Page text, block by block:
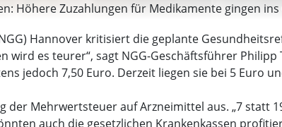
Höhere Zuzahlungen für Medikamente gingen
(Foto: Tobias Seifert)
Hannover kritisiert die geplante
wird es teurer“, sagt NGG-Geschäftsführer
jedoch 7,50 Euro. Derzeit liegen sie bei 5 Euro
der Mehrwertsteuer auf Arzneimittel aus. „7 statt
auch die gesetzlichen Krankenkassen